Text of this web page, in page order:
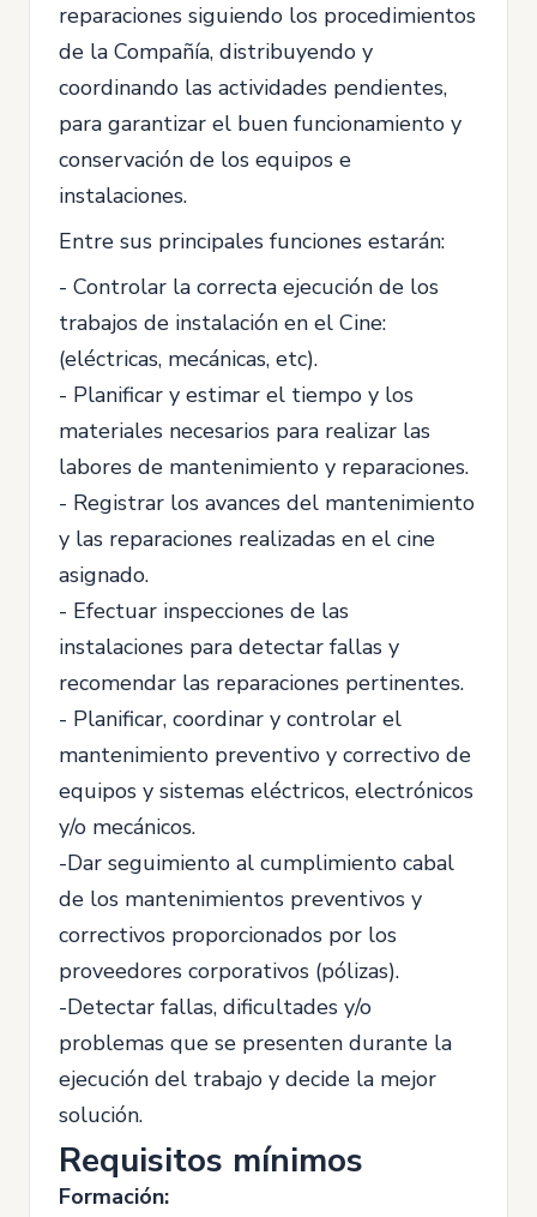
reparaciones siguiendo los procedimientos
de la Compañía, distribuyendo y
coordinando las actividades pendientes,
para garantizar el buen funcionamiento y
conservación de los equipos e
instalaciones.
Entre sus principales funciones estarán:
- Controlar la correcta ejecución de los
trabajos de instalación en el Cine:
(eléctricas, mecánicas, etc).
- Planificar y estimar el tiempo y los
materiales necesarios para realizar las
labores de mantenimiento y reparaciones.
- Registrar los avances del mantenimiento
y las reparaciones realizadas en el cine
asignado.
- Efectuar inspecciones de las
instalaciones para detectar fallas y
recomendar las reparaciones pertinentes.
- Planificar, coordinar y controlar el
mantenimiento preventivo y correctivo de
equipos y sistemas eléctricos, electrónicos
y/o mecánicos.
-Dar seguimiento al cumplimiento cabal
de los mantenimientos preventivos y
correctivos proporcionados por los
proveedores corporativos (pólizas).
-Detectar fallas, dificultades y/o
problemas que se presenten durante la
ejecución del trabajo y decide la mejor
solución.
Requisitos mínimos
Formación: